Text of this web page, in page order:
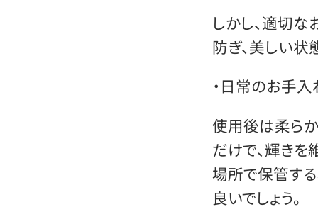
しかし、適切
防ぎ、美しい状
・日常のお手入
使用後は柔ら
だけで、輝きを
場所で保管す
良いでしょう。